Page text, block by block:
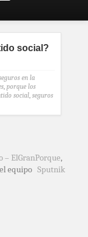
social?
en la
, porque los
social, seguros
– ElGranPorque,
equipo Sputnik